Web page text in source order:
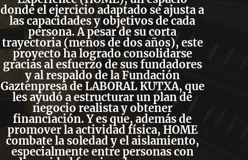
donde el ejercicio adaptado se ajusta a
las capacidades y objetivos de cada
persona. A pesar de su corta
trayectoria (menos de dos años), este
proyecto ha logrado consolidarse
gracias al esfuerzo de sus fundadores
y al respaldo de laFundación
Gaztenpresa de LABORAL KUTXA, que
les ayudó a estructurar un plan de
negocio realista y obtener
financiación. Y es que, además de
promover la actividad física, HOME
combate la soledad y el aislamiento,
especialmente entre personas con